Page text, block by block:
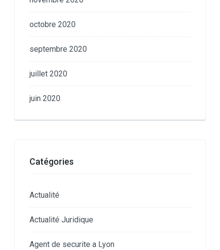
octobre 2020
septembre 2020
juillet 2020
juin 2020
Catégories
Actualité
Actualité Juridique
Agent de securite a Lyon